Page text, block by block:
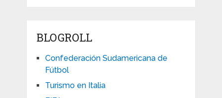
BLOGROLL
Confederación Sudamericana de
Fútbol
Turismo en Italia